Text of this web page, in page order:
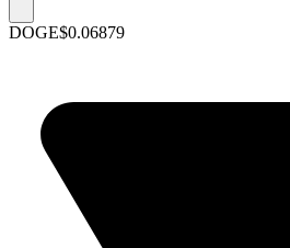
DOGE$0.06879